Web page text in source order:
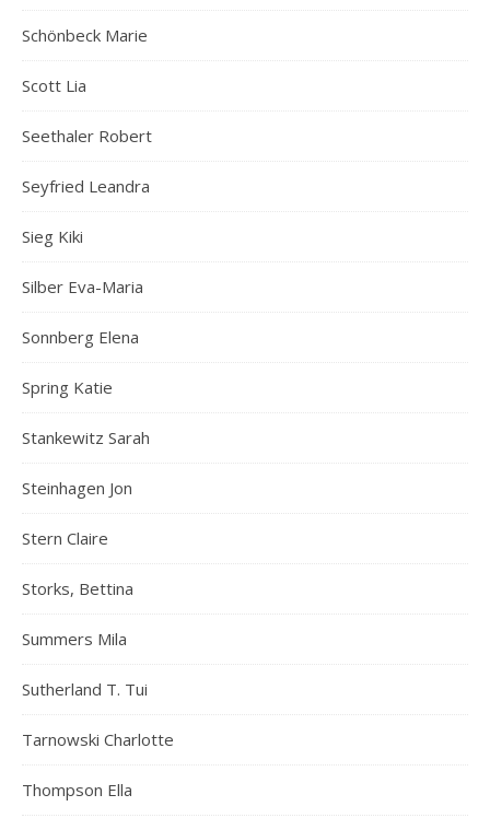
Schönbeck Marie
Scott Lia
Seethaler Robert
Seyfried Leandra
Sieg Kiki
Silber Eva-Maria
Sonnberg Elena
Spring Katie
Stankewitz Sarah
Steinhagen Jon
Stern Claire
Storks, Bettina
Summers Mila
Sutherland T. Tui
Tarnowski Charlotte
Thompson Ella